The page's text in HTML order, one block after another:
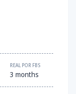
REAL POR FBS
3 months